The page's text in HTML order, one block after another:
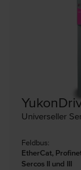
Universeller
Feldbus:
EtherCat,
Sercos II und III